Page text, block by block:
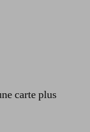
carte plus